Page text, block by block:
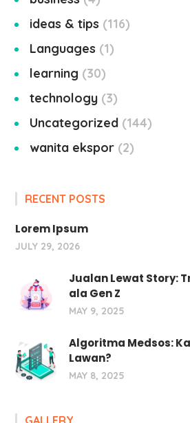
ideas & tips
116
Languages
1
learning
30
technology 3
Uncategorized 144
wanita ekspor 2
RECENT POSTS
Lorem Ipsum
JULY 29, 2026
Jualan Lewat Story:
ala Gen Z
MAY 9, 2025
Algoritma Medsos:
Lawan?
MAY 8, 2025